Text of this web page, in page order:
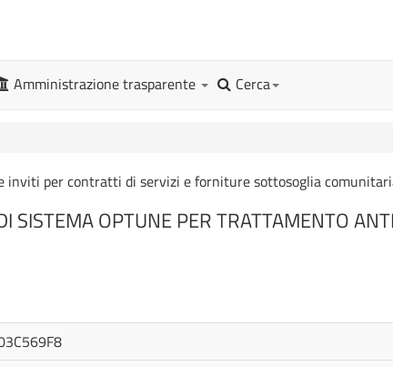
Amministrazione trasparente Cerca
inviti per contratti di servizi e forniture sottosoglia
SISTEMA OPTUNE PER TRATTAMENTO